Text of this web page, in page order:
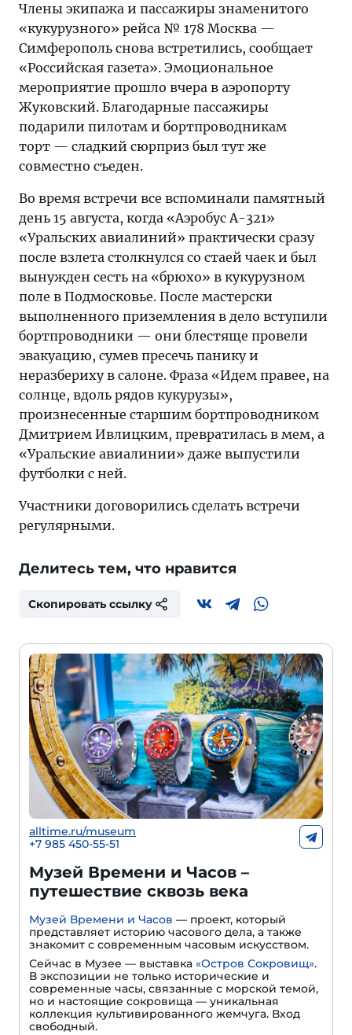
Члены экипажа и пассажиры знаменитого
«кукурузного» рейса № 178 Москва —
Симферополь снова встретились, сообщает
«Российская газета». Эмоциональное
мероприятие прошло вчера в аэропорту
Жуковский. Благодарные пассажиры
подарили пилотам и бортпроводникам
торт — сладкий сюрприз был тут же
совместно съеден.
Во время встречи все вспоминали памятный
день 15 августа, когда «Аэробус А-321»
«Уральских авиалиний» практически сразу
после взлета столкнулся со стаей чаек и был
вынужден сесть на «брюхо» в кукурузном
поле в Подмосковье. После мастерски
выполненного приземления в дело вступили
бортпроводники — они блестяще провели
эвакуацию, сумев пресечь панику и
неразбериху в салоне. Фраза «Идем правее, на
солнце, вдоль рядов кукурузы»,
произнесенные старшим бортпроводником
Дмитрием Ивлицким, превратилась в мем, а
«Уральские авиалинии» даже выпустили
футболки с ней.
Участники договорились сделать встречи
регулярными.
Делитесь тем, что нравится
Скопировать ссылку
alltime.ru/museum
+7 985 450-55-51
Музей Времени и Часов –
путешествие сквозь века
Музей Времени и Часов — проект, который
представляет историю часового дела, а также
знакомит с современным часовым искусством.
Сейчас в Музее — выставка «Остров Сокровищ».
В экспозиции не только исторические и
современные часы, связанные с морской темой,
но и настоящие сокровища — уникальная
коллекция культивированного жемчуга. Вход
свободный.